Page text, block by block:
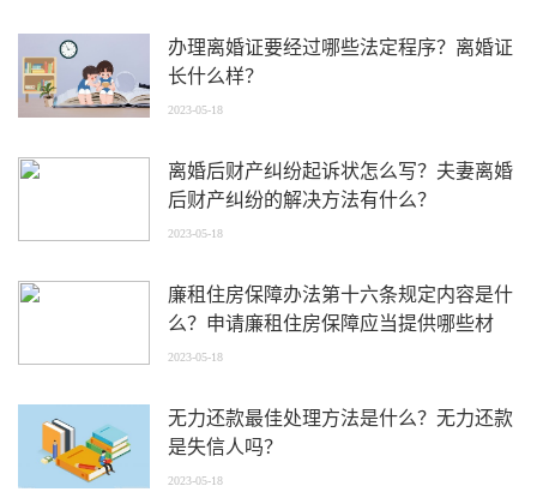
办理离婚证要经过哪些法定程序？离婚证
长什么样？
2023-05-18
离婚后财产纠纷起诉状怎么写？夫妻离婚
后财产纠纷的解决方法有什么？
2023-05-18
廉租住房保障办法第十六条规定内容是什
么？申请廉租住房保障应当提供哪些材
料？
2023-05-18
无力还款最佳处理方法是什么？无力还款
是失信人吗？
2023-05-18